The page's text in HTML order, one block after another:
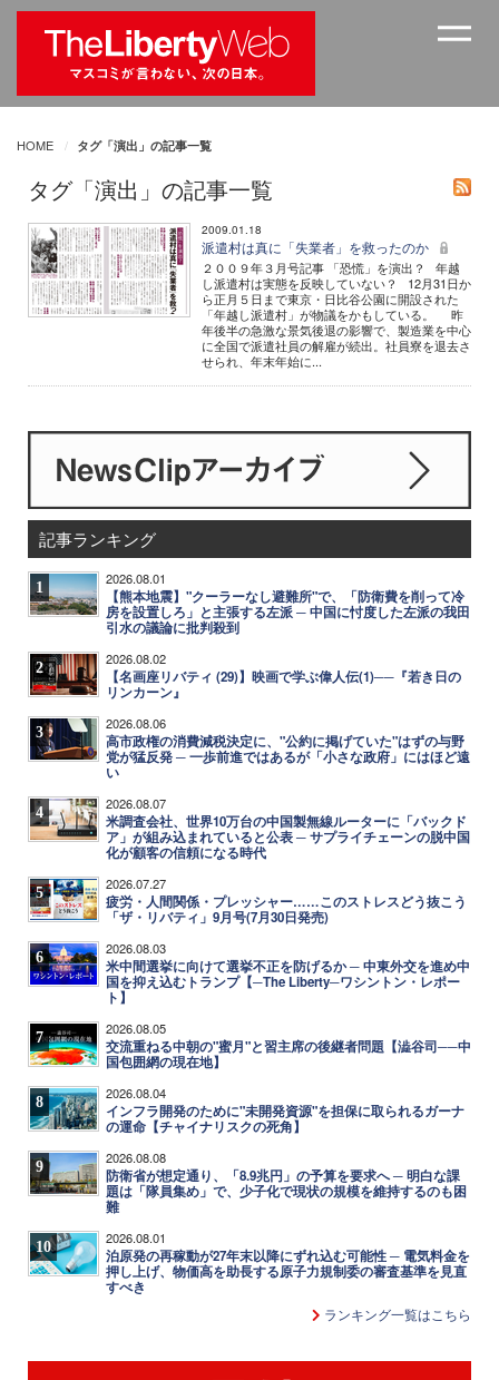
HOME タグ「演出」の記事一覧
タグ「演出」の記事一覧
2009.01.18
派遣村は真に「失業者」を救ったのか
２００９年３月号記事 「恐慌」を演出？ 年越
し派遣村は実態を反映していない？ 12月31日か
ら正月５日まで東京・日比谷公園に開設された
「年越し派遣村」が物議をかもしている。 昨
年後半の急激な景気後退の影響で、製造業を中心
に全国で派遣社員の解雇が続出。社員寮を退去さ
せられ、年末年始に...
記事ランキング
1 2026.08.01
【熊本地震】"クーラーなし避難所"で、「防衛費を削って冷
房を設置しろ」と主張する左派 ─ 中国に忖度した左派の我田
引水の議論に批判殺到
2 2026.08.02
【名画座リバティ (29)】映画で学ぶ偉人伝(1)──『若き日の
リンカーン』
3 2026.08.06
高市政権の消費減税決定に、"公約に掲げていた"はずの与野
党が猛反発 ─ 一歩前進ではあるが「小さな政府」にはほど遠
い
4 2026.08.07
米調査会社、世界10万台の中国製無線ルーターに「バックド
ア」が組み込まれていると公表 ─ サプライチェーンの脱中国
化が顧客の信頼になる時代
5 2026.07.27
疲労・人間関係・プレッシャー……このストレスどう抜こう
「ザ・リバティ」9月号(7月30日発売)
6 2026.08.03
米中間選挙に向けて選挙不正を防げるか ─ 中東外交を進め中
国を抑え込むトランプ【─The Liberty─ワシントン・レポー
ト】
7 2026.08.05
交流重ねる中朝の"蜜月"と習主席の後継者問題【澁谷司──中
国包囲網の現在地】
8 2026.08.04
インフラ開発のために"未開発資源"を担保に取られるガーナ
の運命【チャイナリスクの死角】
9 2026.08.08
防衛省が想定通り、「8.9兆円」の予算を要求へ ─ 明白な課
題は「隊員集め」で、少子化で現状の規模を維持するのも困
難
10 2026.08.01
泊原発の再稼動が27年末以降にずれ込む可能性 ─ 電気料金を
押し上げ、物価高を助長する原子力規制委の審査基準を見直
すべき
ランキング一覧はこちら